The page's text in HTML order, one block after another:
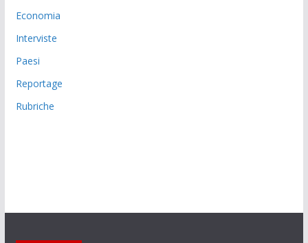
Economia
Interviste
Paesi
Reportage
Rubriche